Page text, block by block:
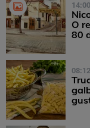
14:00
O
80
08:12